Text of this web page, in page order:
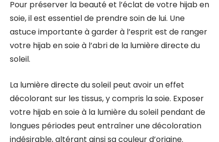
Pour préserver la beauté et l’éclat de votre hijab en
soie, il est essentiel de prendre soin de lui. Une
astuce importante à garder à l’esprit est de ranger
votre hijab en soie à l’abri de la lumière directe du
soleil.
La lumière directe du soleil peut avoir un effet
décolorant sur les tissus, y compris la soie. Exposer
votre hijab en soie à la lumière du soleil pendant de
longues périodes peut entraîner une décoloration
indésirable, altérant ainsi sa couleur d’origine.